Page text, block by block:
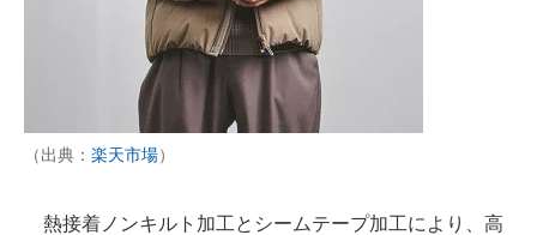
（出典： 楽天市場）
熱接着ノンキルト加工とシームテープ加工により、高